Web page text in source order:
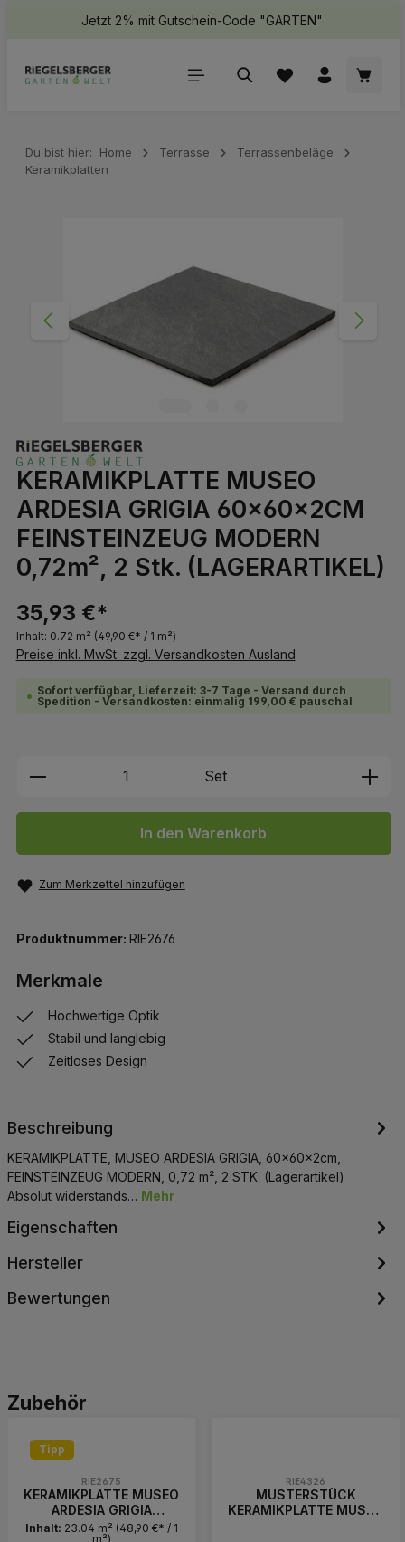
springenJetzt 2% mit Gutschein-Code "GARTEN"
Du bist hier: Home Terrasse
Terrassenbeläge
Keramikplatten
KERAMIKPLATTE MUSEO
ARDESIA GRIGIA 60x60x2CM
FEINSTEINZEUG MODERN
0,72m², 2 Stk. (LAGERARTIKEL)
35,93 €*
Inhalt: 0.72 m² (49,90 €* / 1 m²)
Preise inkl. MwSt. zzgl. Versandkosten Ausland
Sofort verfügbar, Lieferzeit: 3-7 Tage - Versand durch
Spedition - Versandkosten: einmalig 199,00 € pauschal
Produkt Anzahl: Gib den
Set
In den Warenkorb
Zum Merkzettel hinzufügen
Produktnummer: RIE2676
Merkmale
Hochwertige Optik
Stabil und langlebig
Zeitloses Design
Beschreibung
KERAMIKPLATTE, MUSEO ARDESIA GRIGIA, 60x60x2cm,
FEINSTEINZEUG MODERN, 0,72 m², 2 STK. (Lagerartikel)
Absolut widerstands… Mehr
Eigenschaften
Hersteller
Bewertungen
Produktgalerie überspringen
Zubehör
Tipp
RIE2675
KERAMIKPLATTE MUSEO
ARDESIA GRIGIA
60x60x2cm
Inhalt: 23.04 m² (48,90 €* / 1
m²)
RIE4326
MUSTERSTÜCK
KERAMIKPLATTE MUSEO